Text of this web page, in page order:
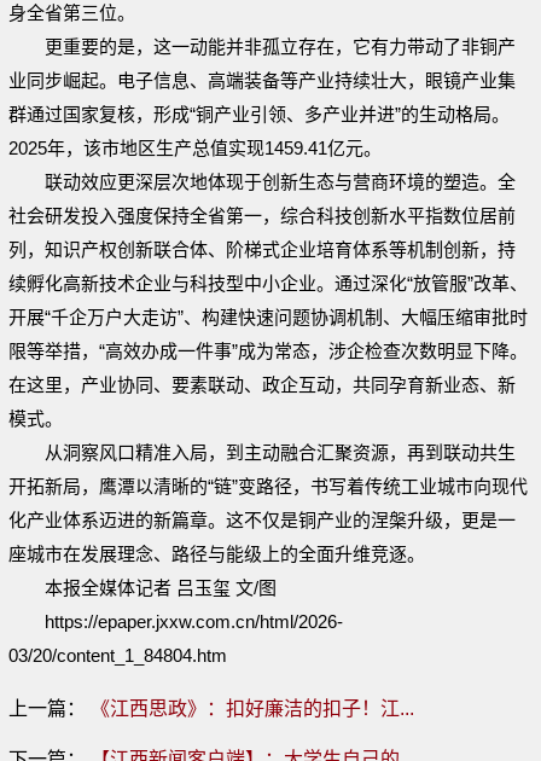
身全省第三位。
更重要的是，这一动能并非孤立存在，它有力带动了非铜产
业同步崛起。电子信息、高端装备等产业持续壮大，眼镜产业集
群通过国家复核，形成“铜产业引领、多产业并进”的生动格局。
2025年，该市地区生产总值实现1459.41亿元。
联动效应更深层次地体现于创新生态与营商环境的塑造。全
社会研发投入强度保持全省第一，综合科技创新水平指数位居前
列，知识产权创新联合体、阶梯式企业培育体系等机制创新，持
续孵化高新技术企业与科技型中小企业。通过深化“放管服”改革、
开展“千企万户大走访”、构建快速问题协调机制、大幅压缩审批时
限等举措，“高效办成一件事”成为常态，涉企检查次数明显下降。
在这里，产业协同、要素联动、政企互动，共同孕育新业态、新
模式。
从洞察风口精准入局，到主动融合汇聚资源，再到联动共生
开拓新局，鹰潭以清晰的“链”变路径，书写着传统工业城市向现代
化产业体系迈进的新篇章。这不仅是铜产业的涅槃升级，更是一
座城市在发展理念、路径与能级上的全面升维竞逐。
本报全媒体记者 吕玉玺 文/图
https://epaper.jxxw.com.cn/html/2026-
03/20/content_1_84804.htm
上一篇： 《江西思政》：扣好廉洁的扣子！江...